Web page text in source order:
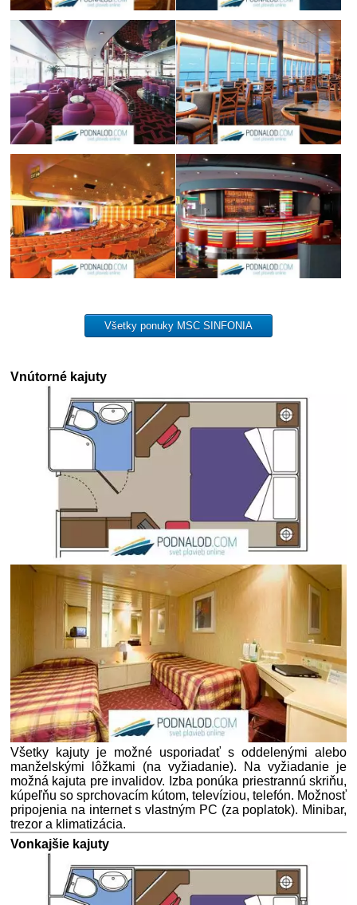
Všetky ponuky MSC SINFONIA
Vnútorné kajuty
Všetky kajuty je možné usporiadať s oddelenými alebo
manželskými lôžkami (na vyžiadanie). Na vyžiadanie je
možná kajuta pre invalidov. Izba ponúka priestrannú skriňu,
kúpeľňu so sprchovacím kútom, televíziou, telefón. Možnosť
pripojenia na internet s vlastným PC (za poplatok). Minibar,
trezor a klimatizácia.
Vonkajšie kajuty